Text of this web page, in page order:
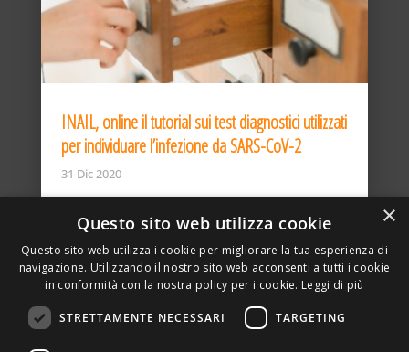
INAIL, online il tutorial sui test diagnostici utilizzati
per individuare l’infezione da SARS-CoV-2
31 Dic 2020
×
Questo sito web utilizza cookie
Questo sito web utilizza i cookie per migliorare la tua esperienza di
navigazione. Utilizzando il nostro sito web acconsenti a tutti i cookie
in conformità con la nostra policy per i cookie. Leggi di più
STRETTAMENTE NECESSARI TARGETING